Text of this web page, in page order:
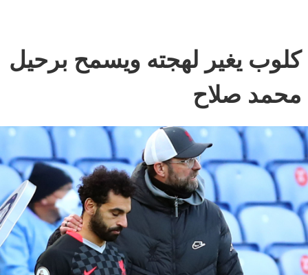
كلوب يغير لهجته ويسمح برحيل
محمد صلاح